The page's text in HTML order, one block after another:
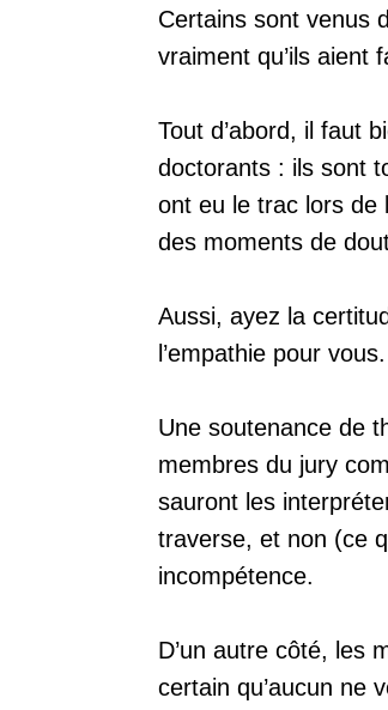
Certains sont venus
vraiment qu’ils aient
Tout d’abord, il faut
doctorants : ils sont
ont eu le trac lors de
des moments de
Aussi, ayez la
l’empathie pour vous.
Une soutenance de
membres du jury
sauront les
traverse, et non (ce
incompétence.
D’un autre côté, les
certain qu’aucun ne